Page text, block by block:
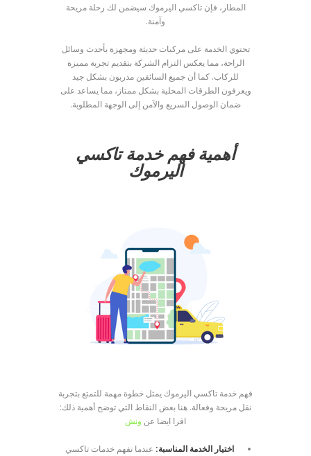
المطار، فإن تاكسي اليرموك سيضمن لك رحلة مريحة
وآمنة.
تحتوي الخدمة على مركبات حديثة ومجهزة بأحدث وسائل
الراحة، مما يعكس التزام الشركة بتقديم تجربة مميزة
للركاب. كما أن جميع السائقين مدربون بشكل جيد
ويعرفون الطرقات المحلية بشكل ممتاز، مما يساعد على
ضمان الوصول السريع والآمن إلى الوجهة المطلوبة.
أهمية فهم خدمة تاكسي
اليرموك
فهم خدمة تاكسي اليرموك يمثل خطوة مهمة للتمتع بتجربة
نقل مريحة وفعالة. هنا بعض النقاط التي توضح أهمية ذلك:
اقرا ايضا عن ونش
اختيار الخدمة المناسبة: عندما تفهم خدمات تاكسي